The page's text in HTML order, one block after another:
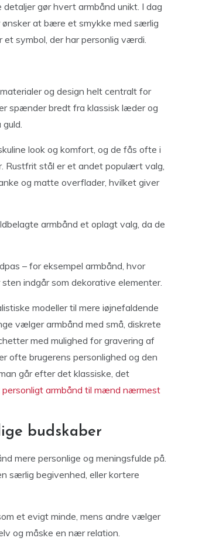
gør hvert armbånd unikt. I dag
at bære et smykke med særlig
symbol, der har personlig værdi.
og design helt centralt for
spænder bredt fra klassisk læder og
look og komfort, og de fås ofte i
Rustfrit stål er et andet populært valg,
og matte overflader, hvilket giver
armbånd et oplagt valg, da de
– for eksempel armbånd, hvor
indgår som dekorative elementer.
modeller til mere iøjnefaldende
vælger armbånd med små, diskrete
med mulighed for gravering af
ofte brugerens personlighed og den
går efter det klassiske, det
personligt armbånd til mænd nærmest
budskaber
mere personlige og meningsfulde på.
særlig begivenhed, eller kortere
et evigt minde, mens andre vælger
og måske en nær relation.